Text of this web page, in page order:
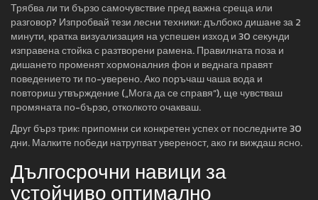
Трябва ли ти бързо самочувствие пред важна среща или
разговор? Изпробвай тези лесни техники: дълбоко дишане за 2
минути, кратка визуализация на успешен изход и 30 секунди
изправена стойка с разтворени рамена. Правилната поза и
дишането променят хормоналния фон и веднага правят
поведението ти по-уверено. Ако поръчаш чаша вода и
повториш утвърждение („Мога да се справя“), ще чувстваш
промяната по-бързо, отколкото очакваш.
Друг бърз трик: припомни си конкретен успех от последните 30
дни. Малките победи натрупват увереност, ако ги виждаш ясно.
Дългосрочни навици за
устойчиво оптимално